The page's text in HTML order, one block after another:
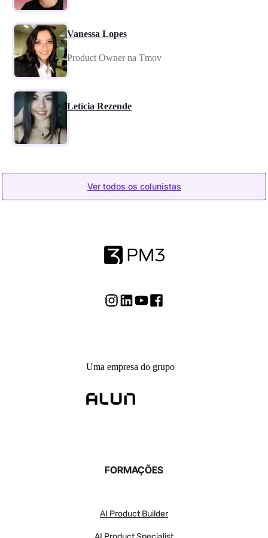
Vanessa Lopes
Product Owner na Tmov
Letícia Rezende
Ver todos os colunistas
Uma empresa do grupo
FORMAÇÕES
AI Product Builder